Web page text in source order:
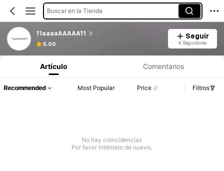
Buscar en la Tienda
11aaaaAAAAA11
5.00
Seguir
4 Seguidores
Artículo Comentarios
Recommended Most Popular Price Filtros
No hay coincidencias
Por favor inténtelo de nuevo.